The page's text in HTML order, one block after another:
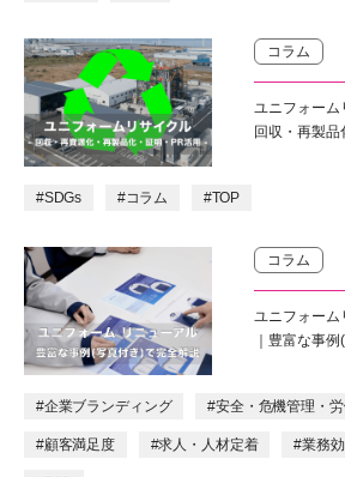
コラム
ユニフォーム
回収・再製
#SDGs #コラム #TOP
コラム
ユニフォーム
｜豊富な事
#企業ブランディング #安全・危機管理・
#顧客満足度 #求人・人材定着 #業務